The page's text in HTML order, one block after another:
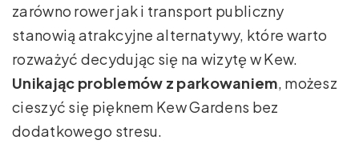
zarówno rower jak i transport publiczny
stanowią atrakcyjne alternatywy, które warto
rozważyć decydując się na wizytę w Kew.
Unikając problemów z parkowaniem, możesz
cieszyć się pięknem Kew Gardens bez
dodatkowego stresu.